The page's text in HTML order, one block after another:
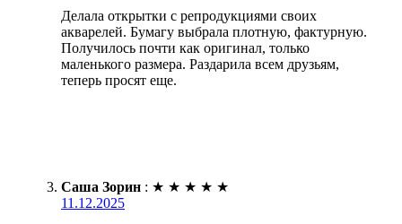
Делала открытки с репродукциями своих
акварелей. Бумагу выбрала плотную, фактурную.
Получилось почти как оригинал, только
маленького размера. Раздарила всем друзьям,
теперь просят еще.
Саша Зорин : ★ ★ ★ ★ ★
11.12.2025